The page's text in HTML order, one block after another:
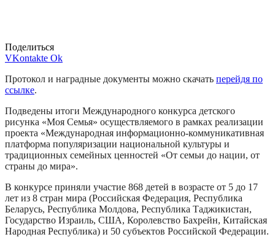
Поделиться
VKontakte Ok
Протокол и наградные документы можно скачать перейдя по
ссылке.
Подведены итоги Международного конкурса детского
рисунка «Моя Семья» осуществляемого в рамках реализации
проекта «Международная информационно-коммуникативная
платформа популяризации национальной культуры и
традиционных семейных ценностей «От семьи до нации, от
страны до мира».
В конкурсе приняли участие 868 детей в возрасте от 5 до 17
лет из 8 стран мира (Российская Федерация, Республика
Беларусь, Республика Молдова, Республика Таджикистан,
Государство Израиль, США, Королевство Бахрейн, Китайская
Народная Республика) и 50 субъектов Российской Федерации.